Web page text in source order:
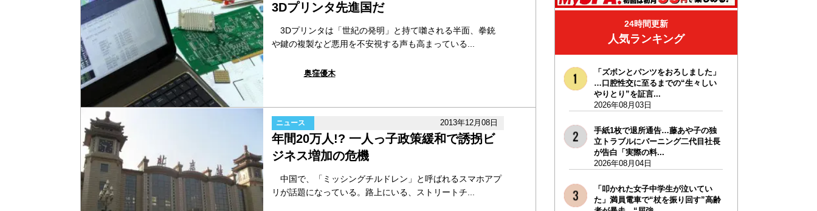
3Dプリンタ先進国だ
3Dプリンタは「世紀の発明」と持て囃される半面、拳銃
や鍵の複製など悪用を不安視する声も高まっている...
奥窪優木
ニュース 2013年12月08日
年間20万人!? 一人っ子政策緩和で誘拐ビ
ジネス増加の危機
中国で、「ミッシングチルドレン」と呼ばれるスマホアプ
リが話題になっている。路上にいる、ストリートチ...
24時間更新
人気ランキング
「ズボンとパンツをおろしました」
…口腔性交に至るまでの“生々しい
やりとり”を証言...
2026年08月03日
手紙1枚で退所通告…藤あや子の独
立トラブルにバーニング二代目社長
が告白「実際の料...
2026年08月04日
「叩かれた女子中学生が泣いてい
た」満員電車で“杖を振り回す”高齢